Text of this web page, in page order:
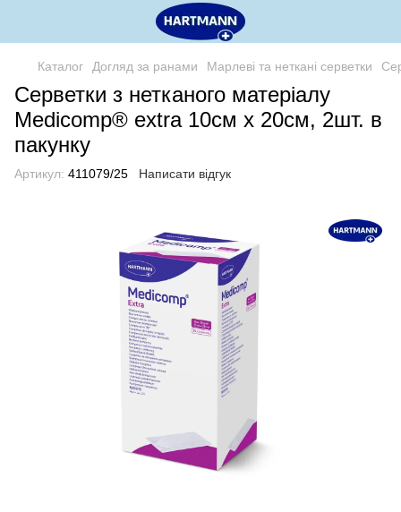
Каталог Догляд за ранами Марлеві та неткані серветки
Серветки з нетканого матеріалу
Medicomp® extra 10см х 20см, 2шт. в
пакунку
Артикул: 411079/25 Написати відгук